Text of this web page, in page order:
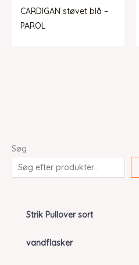
Søg
Strik Pullover sort
vandflasker
CARDIGAN støvet blå –
PAROL